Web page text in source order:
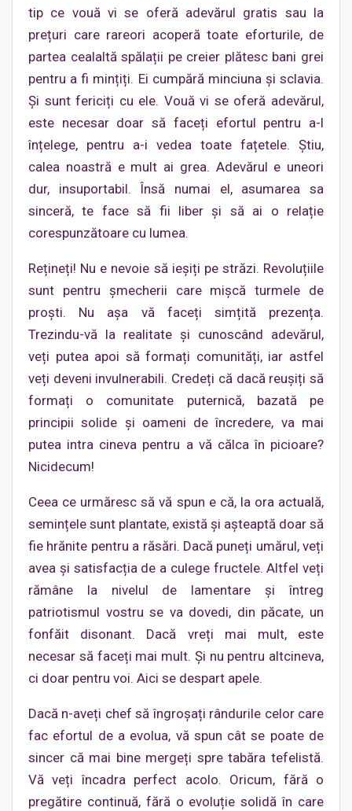
tip ce vouă vi se oferă adevărul gratis sau la
prețuri care rareori acoperă toate eforturile, de
partea cealaltă spălații pe creier plătesc bani grei
pentru a fi mințiți. Ei cumpără minciuna și sclavia.
Și sunt fericiți cu ele. Vouă vi se oferă adevărul,
este necesar doar să faceți efortul pentru a-l
înțelege, pentru a-i vedea toate fațetele. Știu,
calea noastră e mult ai grea. Adevărul e uneori
dur, insuportabil. Însă numai el, asumarea sa
sinceră, te face să fii liber și să ai o relație
corespunzătoare cu lumea.
Rețineți! Nu e nevoie să ieșiți pe străzi. Revoluțiile
sunt pentru șmecherii care mișcă turmele de
proști. Nu așa vă faceți simțită prezența.
Trezindu-vă la realitate și cunoscând adevărul,
veți putea apoi să formați comunități, iar astfel
veți deveni invulnerabili. Credeți că dacă reușiți să
formați o comunitate puternică, bazată pe
principii solide și oameni de încredere, va mai
putea intra cineva pentru a vă călca în picioare?
Nicidecum!
Ceea ce urmăresc să vă spun e că, la ora actuală,
semințele sunt plantate, există și așteaptă doar să
fie hrănite pentru a răsări. Dacă puneți umărul, veți
avea și satisfacția de a culege fructele. Altfel veți
rămâne la nivelul de lamentare și întreg
patriotismul vostru se va dovedi, din păcate, un
fonfăit disonant. Dacă vreți mai mult, este
necesar să faceți mai mult. Și nu pentru altcineva,
ci doar pentru voi. Aici se despart apele.
Dacă n-aveți chef să îngroșați rândurile celor care
fac efortul de a evolua, vă spun cât se poate de
sincer că mai bine mergeți spre tabăra tefelistă.
Vă veți încadra perfect acolo. Oricum, fără o
pregătire continuă, fără o evoluție solidă în care